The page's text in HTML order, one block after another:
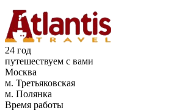
24 год
путешествуем с вами
Москва
м. Третьяковская
м. Полянка
Время работы